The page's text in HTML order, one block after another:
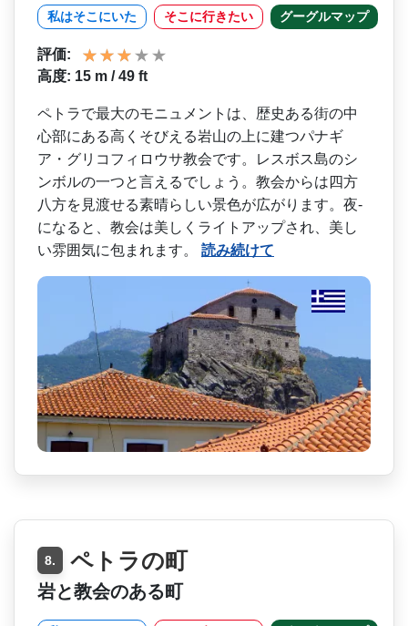
私はそこにいた そこに行きたい グーグルマップ
評価:
高度: 15 m / 49 ft
ペトラで最大のモニュメント­は、歴史ある街の中
心部にある高くそびえる岩山の上­に建つパナギ
ア・グリコフィロウサ教会です。レスボ­ス島のシ
ンボルの一つと言えるでしょう。教会からは­四方
八方を見渡せる素晴らしい景色が広がります。夜­
になると、教会は美しくライトアップされ、美し
い雰­囲気に包まれます。 読み続けて
8. ペトラの町
岩と教会のある町